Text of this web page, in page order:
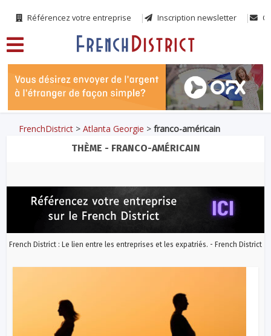
Référencez votre entreprise Inscription newsletter
FrenchDistrict >Atlanta Georgie >franco-américain
THÈME - FRANCO-AMÉRICAIN
French District : Le lien entre les entreprises et les expatriés. - French District